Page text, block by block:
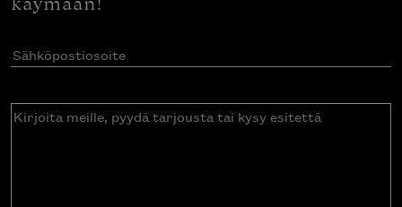
käymään!
Sähköpostiosoite(Pakollinen)
Kirjoita